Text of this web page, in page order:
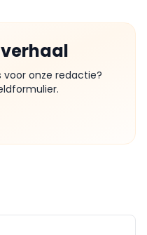
voor onze redactie?